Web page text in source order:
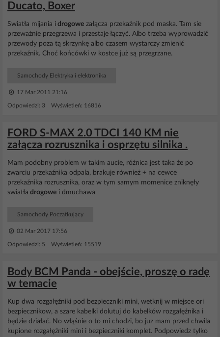
Ducato, Boxer
Swiatła mijania i drogowe załącza przekaźnik pod maska. Tam sie
przeważnie przegrzewa i przestaje łączyć. Albo trzeba wyprowadzić
przewody poza tą skrzynkę albo czasem wystarczy zmienić
przekaźnik. Choć końcówki w kostce już są przegrzane.
Samochody Elektryka i elektronika
17 Mar 2011 21:16
Odpowiedzi: 3 Wyświetleń: 16816
FORD S-MAX 2.0 TDCI 140 KM nie
załącza rozrusznika i osprzętu silnika .
Mam podobny problem w takim aucie, różnica jest taka że po
zwarciu przekaźnika odpala, brakuje również + na cewce
przekaźnika rozrusznika, oraz w tym samym momenice zniknęły
swiatła drogowe i dmuchawa
Samochody Początkujący
02 Mar 2017 17:56
Odpowiedzi: 5 Wyświetleń: 15519
Body BCM Panda - obejście, proszę o radę
w temacie
Kup dwa rozgałęźniki pod bezpieczniki mini, wetknij w miejsce ori
bezpiecznikow, a szare kabelki dolutuj do kabelków rozgałęźnika i
będzie działać. No włąśnie o to mi chodzi, bo juz mam przed chwila
kupione rozgałęźniki mini i bezpieczniki komplet. Podpowiedz tylko